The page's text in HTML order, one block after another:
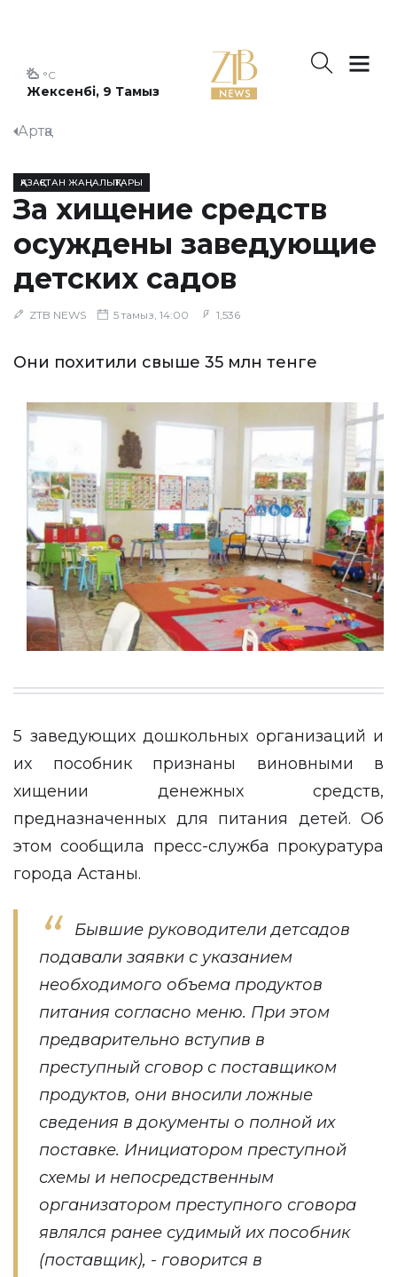
Жексенбі, 9 Тамыз
°C
Артқа
ҚАЗАҚСТАН ЖАҢАЛЫҚТАРЫ
За хищение средств
осуждены заведующие
детских садов
ZTB NEWS 5 тамыз, 14:00 1,536
Они похитили свыше 35 млн тенге
5 заведующих дошкольных организаций и
их пособник признаны виновными в
хищении денежных средств,
предназначенных для питания детей. Об
этом сообщила пресс-служба прокуратура
города Астаны.
Бывшие руководители детсадов
подавали заявки с указанием
необходимого объема продуктов
питания согласно меню. При этом
предварительно вступив в
преступный сговор с поставщиком
продуктов, они вносили ложные
сведения в документы о полной их
поставке. Инициатором преступной
схемы и непосредственным
организатором преступного сговора
являлся ранее судимый их пособник
(поставщик), - говорится в